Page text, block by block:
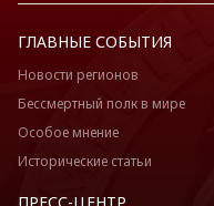
ГЛАВНЫЕ СОБЫТИЯ
Новости регионов
Бессмертный полк в мире
Особое мнение
Исторические статьи